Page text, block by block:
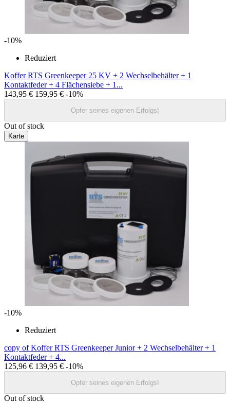
-10%
Reduziert
Koffer RTS Greenkeeper 25 KV + 2 Wechselbehälter + 1
Kontaktfeder + 4 Flächensiebe + 1...
143,95 € 159,95 € -10%
Opfer seines eigenen Erfolgs!
Out of stock
Karte
-10%
Reduziert
copy of Koffer RTS Greenkeeper Junior + 2 Wechselbehälter + 1
Kontaktfeder + 4...
125,96 € 139,95 € -10%
Opfer seines eigenen Erfolgs!
Out of stock